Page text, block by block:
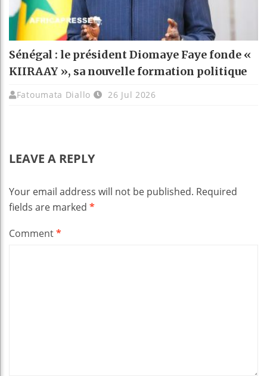
Sénégal : le président Diomaye Faye fonde «
KIIRAAY », sa nouvelle formation politique
Fatoumata Diallo 26 Jul 2026
LEAVE A REPLY
Your email address will not be published. Required
fields are marked *
Comment*